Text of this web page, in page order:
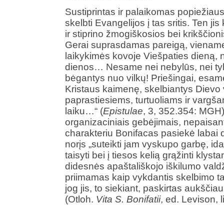
Sustiprintas ir palaikomas
skelbti Evangelijos į tas sritis. Ten
ir stiprino žmogiškosios bei
Gerai suprasdamas pareigą,
laikykimės kovoje Viešpaties dieną,
dienos… Nesame nei nebylūs, nei
bėgantys nuo vilkų! Priešingai,
Kristaus kaimenę, skelbiantys Dievo
paprastiesiems, turtuoliams ir
laiku…“ (Epistulae, 3, 352.354:
organizaciniais gebėjimais,
charakteriu Bonifacas pasiekė labai
norįs „suteikti jam vyskupo garbę,
taisyti bei į tiesos kelią grąžinti
didesnės apaštališkojo iškilumo
priimamas kaip vykdantis skelbimo
jog jis, to siekiant, paskirtas
(Otloh. Vita S. Bonifatii, ed. Levison,